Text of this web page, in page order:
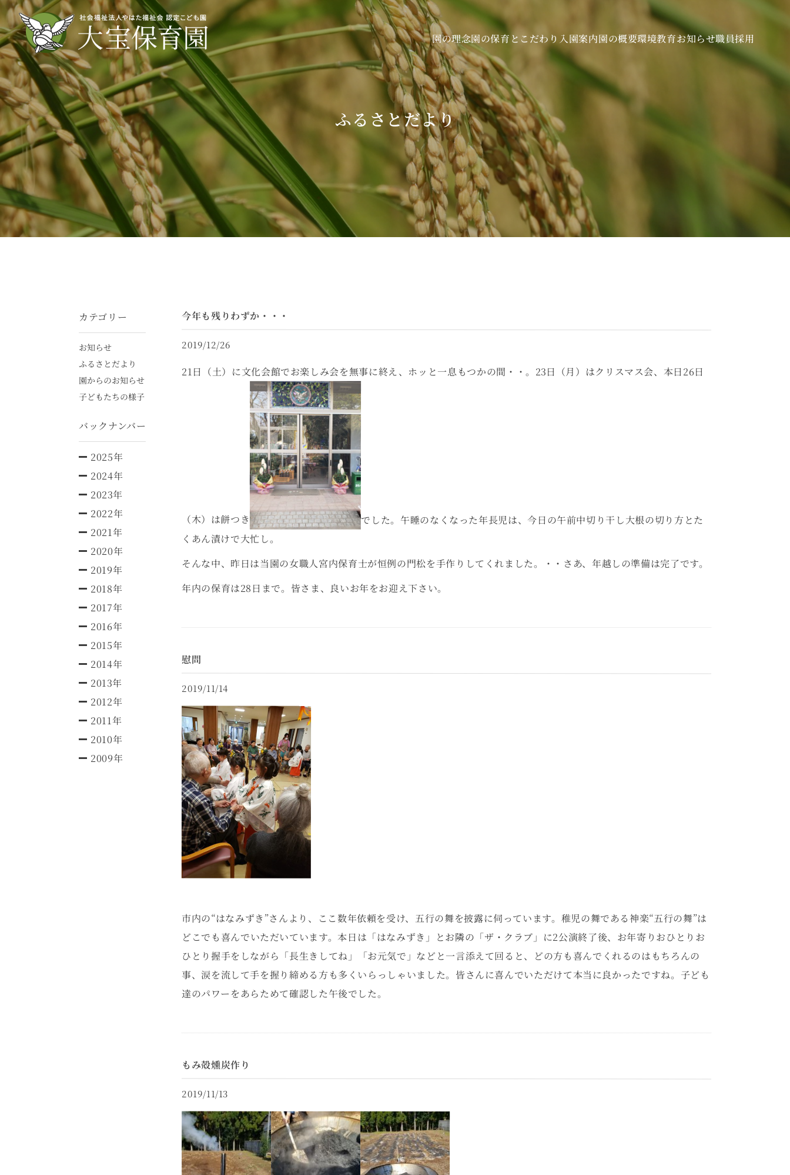
園の理念園の保育とこだわり 入園案内園の概要環境教育お知らせ職員採用
ふるさとだより
カテゴリー
お知らせ
ふるさとだより
園からのお知らせ
子どもたちの様子
バックナンバー
2025年
2024年
2023年
2022年
2021年
2020年
2019年
2018年
2017年
2016年
2015年
2014年
2013年
2012年
2011年
2010年
2009年
今年も残りわずか・・・
2019/12/26
21日（土）に文化会館でお楽しみ会を無事に終え、ホッと一息もつかの間・・。23日（月）はクリスマス会、本日26日
（木）は餅つき でした。午睡のなくなった年長児は、今日の午前中切り干し大根の切り方とた
くあん漬けで大忙し。
そんな中、昨日は当園の女職人宮内保育士が恒例の門松を手作りしてくれました。・・さあ、年越しの準備は完了です。
年内の保育は28日まで。皆さま、良いお年をお迎え下さい。
慰問
2019/11/14
市内の“はなみずき”さんより、ここ数年依頼を受け、五行の舞を披露に伺っています。稚児の舞である神楽“五行の舞”は
どこでも喜んでいただいています。本日は「はなみずき」とお隣の「ザ・クラブ」に2公演終了後、お年寄りおひとりお
ひとり握手をしながら「長生きしてね」「お元気で」などと一言添えて回ると、どの方も喜んでくれるのはもちろんの
事、涙を流して手を握り締める方も多くいらっしゃいました。皆さんに喜んでいただけて本当に良かったですね。子ども
達のパワーをあらためて確認した午後でした。
もみ殻燻炭作り
2019/11/13